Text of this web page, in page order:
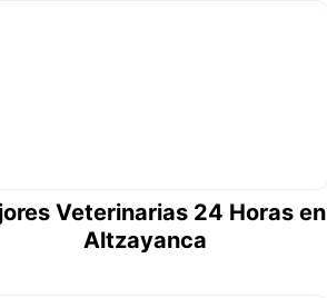
Veterinarias 24 Horas en
Altzayanca